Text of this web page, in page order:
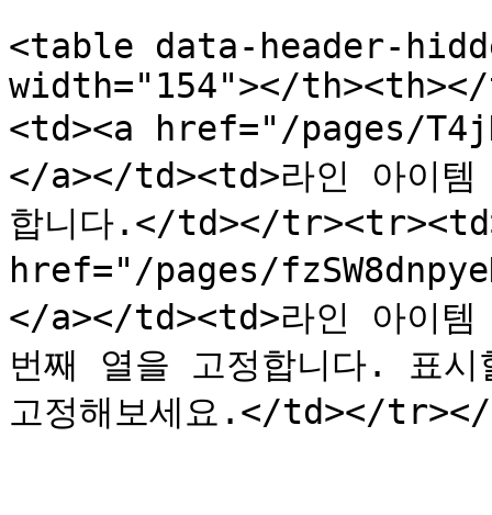
<table data-header-
width="154"></
<td><a href="/pages/
</a></td><td>라인 아이템
합니다.</td></
href="/pages/
</a></td><td>라인 아이
번째 열을 고정합니다. 표